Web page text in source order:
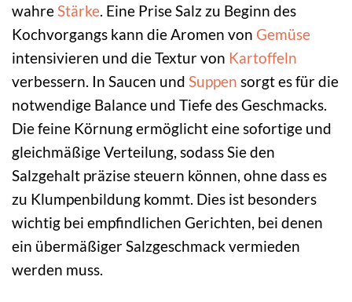
wahreStärke. Eine Prise Salz zu Beginn des
Kochvorgangs kann die Aromen von Gemüse
intensivieren und die Textur von Kartoffeln
verbessern. In Saucen und Suppen sorgt es für die
notwendige Balance und Tiefe des Geschmacks.
Die feine Körnung ermöglicht eine sofortige und
gleichmäßige Verteilung, sodass Sie den
Salzgehalt präzise steuern können, ohne dass es
zu Klumpenbildung kommt. Dies ist besonders
wichtig bei empfindlichen Gerichten, bei denen
ein übermäßiger Salzgeschmack vermieden
werden muss.